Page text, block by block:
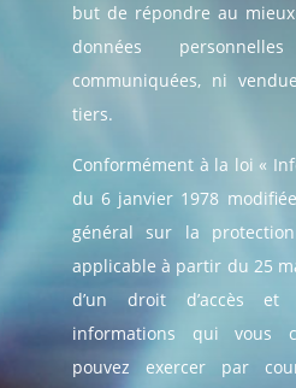
but de répondre au
données
communiquées, ni
tiers.
Conformément à la loi «
du 6 janvier 1978
général sur la protection
applicable à partir du 25
d’un droit d’accès
informations qui vous
pouvez exercer par